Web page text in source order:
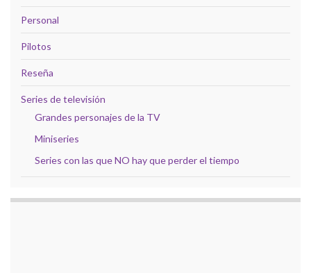
Personal
Pilotos
Reseña
Series de televisión
Grandes personajes de la TV
Miniseries
Series con las que NO hay que perder el tiempo